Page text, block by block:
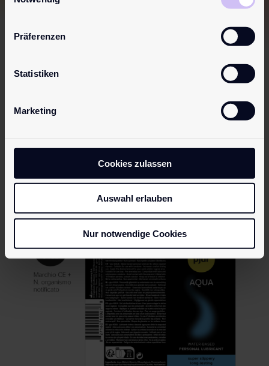
Präferenzen
Statistiken
Marketing
Cookies zulassen
Auswahl erlauben
Nur notwendige Cookies
lubrificanti? Non dimenticare che tu e il tuo corpo meritate
Come si riconosce un gel
lubrificante conforme al